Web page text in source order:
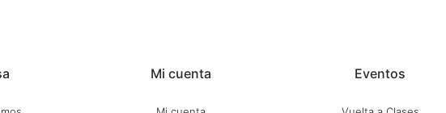
Mi cuenta Eventos